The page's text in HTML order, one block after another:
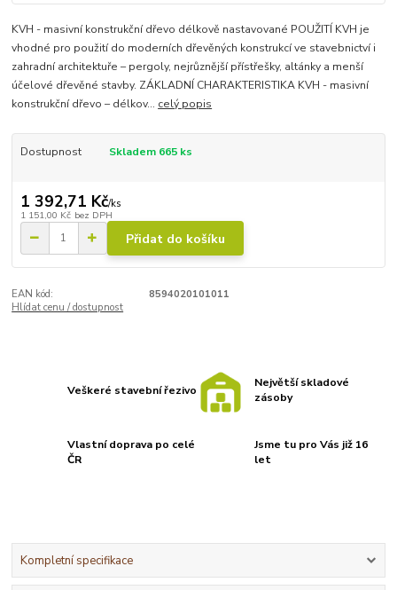
KVH - masivní konstrukční dřevo délkově nastavované POUŽITÍ KVH je
vhodné pro použití do moderních dřevěných konstrukcí ve stavebnictví i
zahradní architektuře – pergoly, nejrůznější přístřešky, altánky a menší
účelové dřevěné stavby. ZÁKLADNÍ CHARAKTERISTIKA KVH - masivní
konstrukční dřevo – délkov... celý popis
Dostupnost Skladem 665 ks
1 392,71 Kč/ks
1 151,00 Kč bez DPH
Přidat do košíku
EAN kód:
8594020101011
Hlídat cenu / dostupnost
Veškeré stavební řezivo
Největší skladové
zásoby
Vlastní doprava po celé
ČR
Jsme tu pro Vás již 16
let
Kompletní specifikace